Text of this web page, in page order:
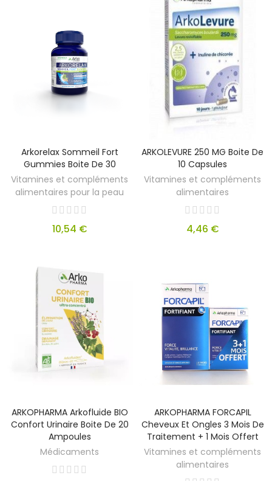
Arkorelax Sommeil Fort
Gummies Boite De 30
Vitamines et compléments
alimentaires pour la peau
10,54 €
ARKOLEVURE 250 MG Boite De
10 Capsules
Vitamines et compléments
alimentaires
4,46 €
ARKOPHARMA Arkofluide BIO
Confort Urinaire Boite De 20
Ampoules
Médicaments
ARKOPHARMA FORCAPIL
Cheveux Et Ongles 3 Mois De
Traitement + 1 Mois Offert
Vitamines et compléments
alimentaires